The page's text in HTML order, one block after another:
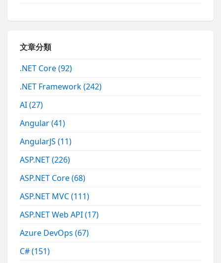
文章分類
.NET Core(92)
.NET Framework(242)
AI(27)
Angular(41)
AngularJS(11)
ASP.NET(226)
ASP.NET Core(68)
ASP.NET MVC(111)
ASP.NET Web API(17)
Azure DevOps(67)
C#(151)